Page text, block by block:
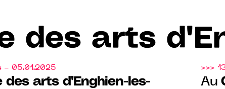
des arts
- 05.01.2025
des arts d'Enghien-les-
>>>
Au